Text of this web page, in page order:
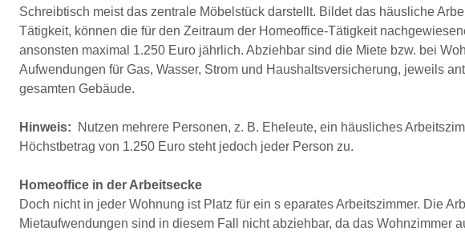
Schreibtisch meist das zentrale Möbelstück darstellt. Bildet das häusliche
Tätigkeit, können die für den Zeitraum der Homeoffice-Tätigkeit
ansonsten maximal 1.250 Euro jährlich. Abziehbar sind die Miete bzw. bei
Aufwendungen für Gas, Wasser, Strom und Haushaltsversicherung, jeweils
gesamten Gebäude.
Hinweis:
Nutzen mehrere Personen, z. B. Eheleute, ein häusliches
Höchstbetrag von 1.250 Euro steht jedoch jeder Person zu.
Homeoffice in der Arbeitsecke
Doch nicht in jeder Wohnung ist Platz für ein s eparates Arbeitszimmer. Die
Mietaufwendungen sind in diesem Fall nicht abziehbar, da das Wohnzimmer